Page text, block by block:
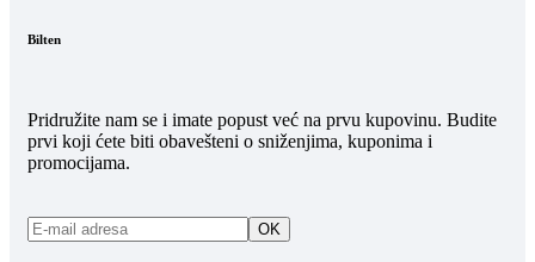
Bilten
Pridružite nam se i imate popust već na prvu kupovinu. Budite
prvi koji ćete biti obavešteni o sniženjima, kuponima i
promocijama.